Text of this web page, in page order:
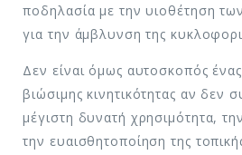
ποδηλασία με την υιοθέτηση
για την άμβλυνση της
Δεν είναι όμως αυτοσκοπός
βιώσιμης κινητικότητας αν δεν
μέγιστη δυνατή χρησιμότητα,
την ευαισθητοποίηση της